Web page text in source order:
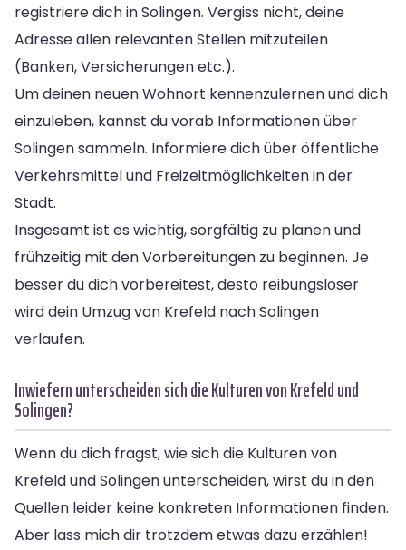
registriere dich in Solingen. Vergiss nicht, deine
Adresse allen relevanten Stellen mitzuteilen
(Banken, Versicherungen etc.).
Um deinen neuen Wohnort kennenzulernen und dich
einzuleben, kannst du vorab Informationen über
Solingen sammeln. Informiere dich über öffentliche
Verkehrsmittel und Freizeitmöglichkeiten in der
Stadt.
Insgesamt ist es wichtig, sorgfältig zu planen und
frühzeitig mit den Vorbereitungen zu beginnen. Je
besser du dich vorbereitest, desto reibungsloser
wird dein Umzug von Krefeld nach Solingen
verlaufen.
Inwiefern unterscheiden sich die Kulturen von Krefeld und
Solingen?
Wenn du dich fragst, wie sich die Kulturen von
Krefeld und Solingen unterscheiden, wirst du in den
Quellen leider keine konkreten Informationen finden.
Aber lass mich dir trotzdem etwas dazu erzählen!